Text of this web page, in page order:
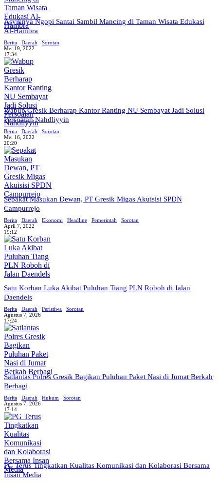
Asyiknya Ngopi Santai Sambil Mancing di Taman Wisata Edukasi
Al-Hambra
Berita Daerah
Sorotan
Mei 19, 2022
17:34
Wabup Gresik Berharap Kantor Ranting NU Sembayat Jadi Solusi
Persoalan Nahdliyyin
Berita Daerah
Sorotan
Mei 16, 2022
20:20
Sepakat Masukan Dewan, PT Gresik Migas Akuisisi SPDN
Campurrejo
Berita Daerah Ekonomi Headline Pemerintah
Sorotan
April 7, 2022
19:12
Satu Korban Luka Akibat Puluhan Tiang PLN Roboh di Jalan
Daendels
Berita Daerah Peristiwa
Sorotan
Agustus 7, 2026
17:24
Satlantas Polres Gresik Bagikan Puluhan Paket Nasi di Jumat Berkah
Berbagi
Berita Daerah Hukum
Sorotan
Agustus 7, 2026
17:14
PG Terus Tingkatkan Kualitas Komunikasi dan Kolaborasi Bersama
Insan Media